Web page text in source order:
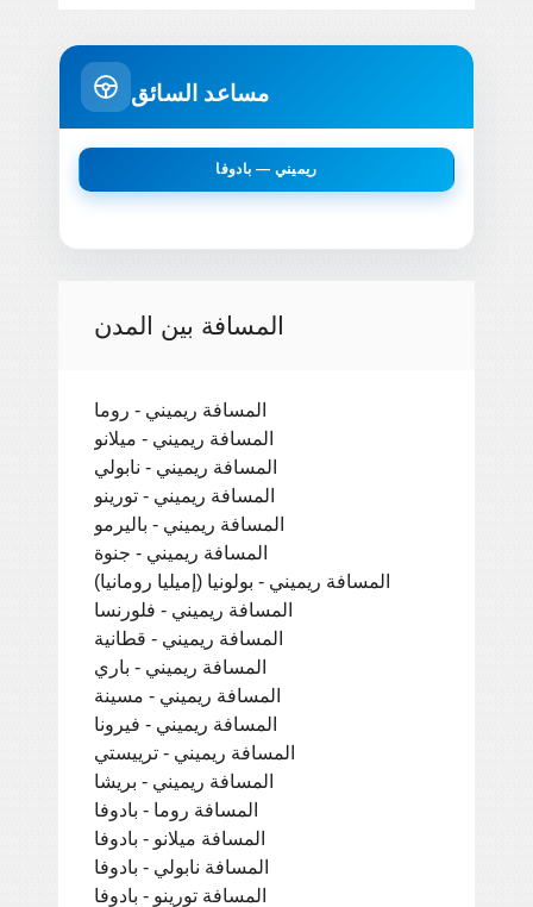
مساعد السائق
ريميني — بادوفا
المسافة بين المدن
المسافة ريميني - روما
المسافة ريميني - ميلانو
المسافة ريميني - نابولي
المسافة ريميني - تورينو
المسافة ريميني - باليرمو
المسافة ريميني - جنوة
المسافة ريميني - بولونيا (إميليا رومانيا)
المسافة ريميني - فلورنسا
المسافة ريميني - قطانية
المسافة ريميني - باري
المسافة ريميني - مسينة
المسافة ريميني - فيرونا
المسافة ريميني - ترييستي
المسافة ريميني - بريشا
المسافة روما - بادوفا
المسافة ميلانو - بادوفا
المسافة نابولي - بادوفا
المسافة تورينو - بادوفا